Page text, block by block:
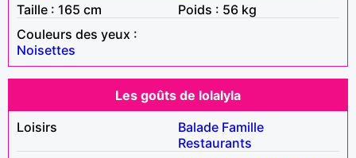
Taille : 165 cm
Poids : 56 kg
Couleurs des yeux :
Noisettes
Les goûts de lolalyla
Loisirs
Balade Famille
Restaurants